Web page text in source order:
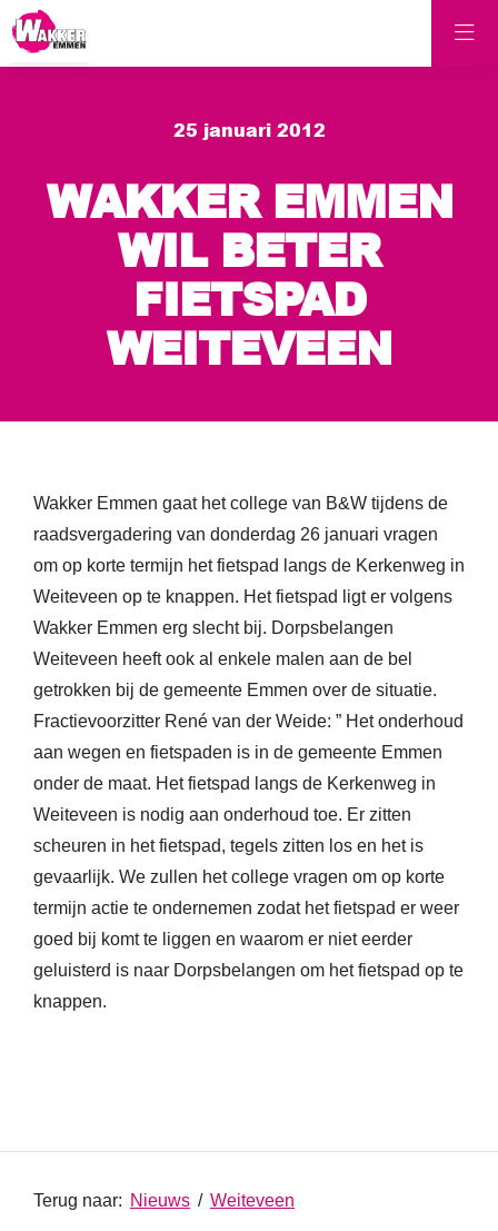
25 januari 2012
WAKKER EMMEN
WIL BETER
FIETSPAD
WEITEVEEN
Wakker Emmen gaat het college van B&W tijdens de
raadsvergadering van donderdag 26 januari vragen
om op korte termijn het fietspad langs de Kerkenweg in
Weiteveen op te knappen. Het fietspad ligt er volgens
Wakker Emmen erg slecht bij. Dorpsbelangen
Weiteveen heeft ook al enkele malen aan de bel
getrokken bij de gemeente Emmen over de situatie.
Fractievoorzitter René van der Weide: ” Het onderhoud
aan wegen en fietspaden is in de gemeente Emmen
onder de maat. Het fietspad langs de Kerkenweg in
Weiteveen is nodig aan onderhoud toe. Er zitten
scheuren in het fietspad, tegels zitten los en het is
gevaarlijk. We zullen het college vragen om op korte
termijn actie te ondernemen zodat het fietspad er weer
goed bij komt te liggen en waarom er niet eerder
geluisterd is naar Dorpsbelangen om het fietspad op te
knappen.
Terug naar: Nieuws / Weiteveen